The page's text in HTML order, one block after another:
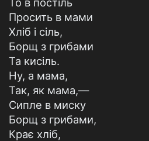
Просить в мами
Хліб і сіль,
Борщ з грибами
Та кисіль.
Ну, а мама,
Так, як мама,—
Сипле в миску
Борщ з грибами,
Крає хліб,